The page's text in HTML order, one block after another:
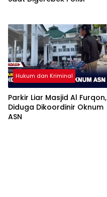
Hukum dan Kriminal
Parkir Liar Masjid Al Furqon,
Diduga Dikoordinir Oknum
ASN